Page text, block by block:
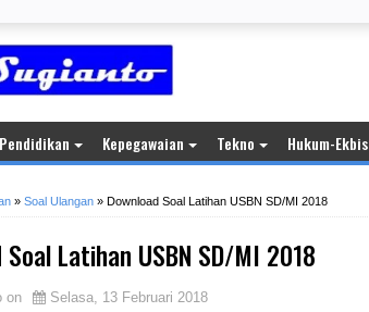
Pendidikan Kepegawaian Tekno Hukum-Ekbis
» Soal Ulangan » Download Soal Latihan USBN SD/MI 2018
Soal Latihan USBN SD/MI 2018
on Selasa, 13 Februari 2018